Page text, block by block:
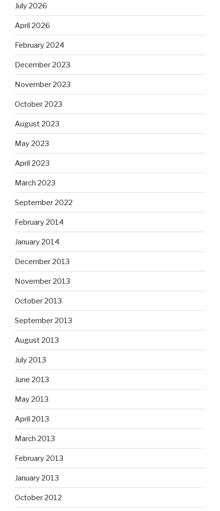
July 2026
April 2026
February 2024
December 2023
November 2023
October 2023
August 2023
May 2023
April 2023
March 2023
September 2022
February 2014
January 2014
December 2013
November 2013
October 2013
September 2013
August 2013
July 2013
June 2013
May 2013
April 2013
March 2013
February 2013
January 2013
October 2012